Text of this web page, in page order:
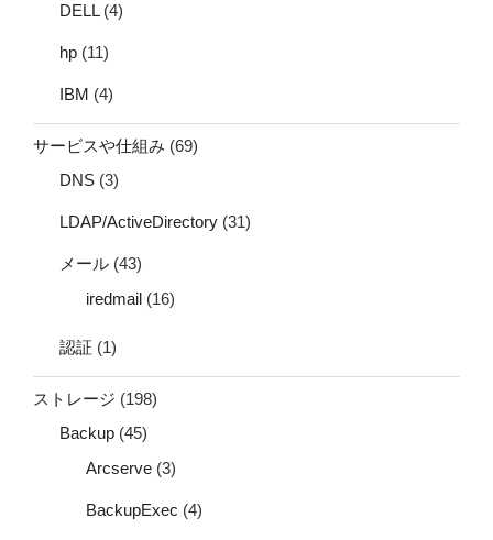
DELL(4)
hp (11)
IBM (4)
サービスや仕組み (69)
DNS (3)
LDAP/ActiveDirectory (31)
メール (43)
iredmail (16)
認証 (1)
ストレージ (198)
Backup (45)
Arcserve (3)
BackupExec (4)